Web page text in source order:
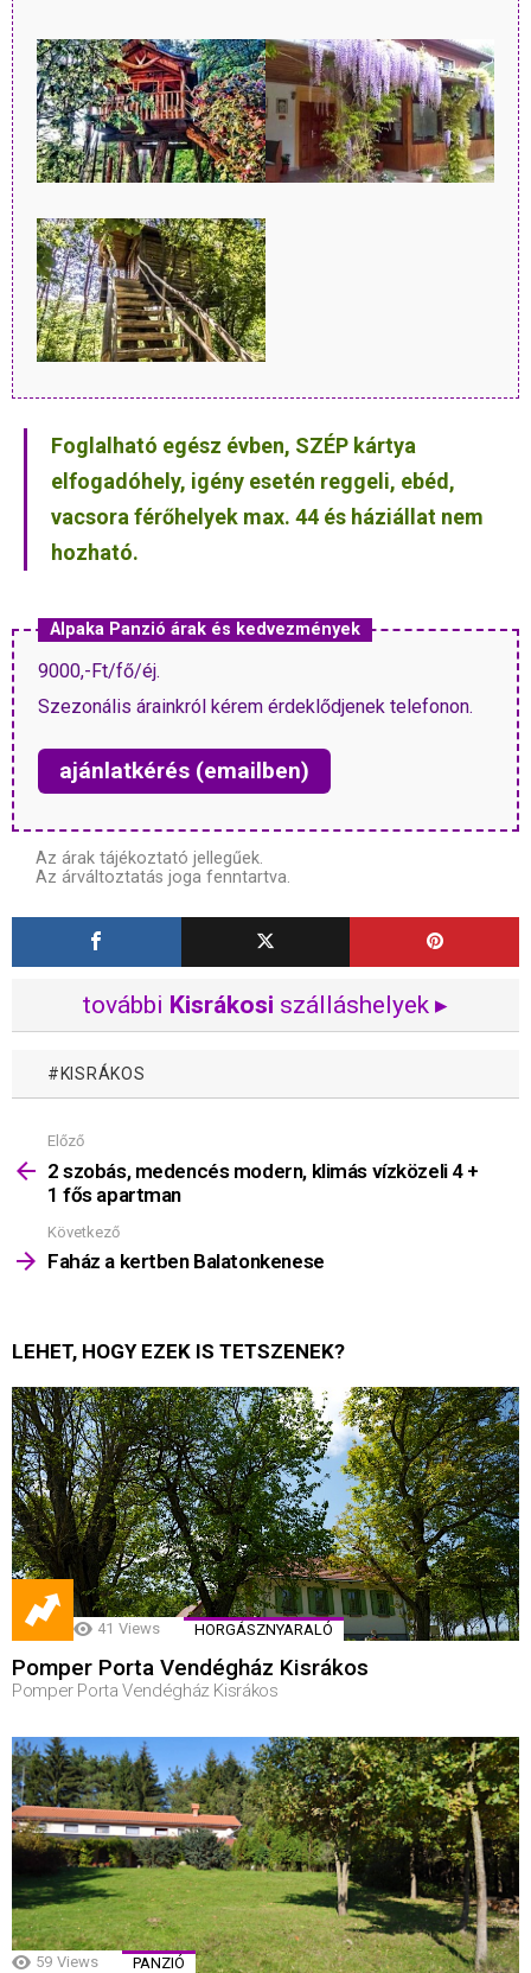
Foglalható egész évben, SZÉP kártya
elfogadóhely, igény esetén reggeli, ebéd,
vacsora férőhelyek max. 44 és háziállat nem
hozható.
Alpaka Panzió árak és kedvezmények
9000,-Ft/fő/éj.
Szezonális árainkról kérem érdeklődjenek telefonon.
ajánlatkérés (emailben)
Az árak tájékoztató jellegűek.
Az árváltoztatás joga fenntartva.
további Kisrákosi szálláshelyek ▸
KISRÁKOS
Mutass
többet
Előző
2 szobás, medencés modern, klimás vízközeli 4 +
1 fős apartman
Következő
Faház a kertben Balatonkenese
LEHET, HOGY EZEK IS TETSZENEK?
41 Views HORGÁSZNYARALÓ
Pomper Porta Vendégház Kisrákos
Pomper Porta Vendégház Kisrákos
59 Views PANZIÓ